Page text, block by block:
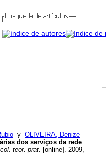
y OLIVEIRA, Denize
dos serviços da rede
teor. prat. [online]. 2009,